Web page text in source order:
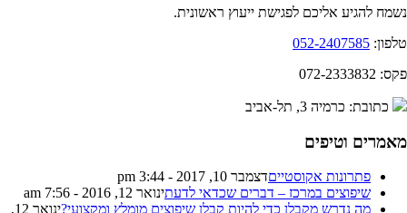
להגיע אליכם לפגישת ייעוץ ראשונית.
052-2407585
2333832
כתובת: כרמיה 3, תל-אביב
וטיפים
פתרונות אקוסטייםדצמבר 10, 2017 - 3:44 pm
שיפוצים במרכז – דברים שכדאי לדעתינואר 12, 2016 - 7:56 am
מה נדרש מקבלן כדי להיות קבלן שיפוצים מומלץ ומקצועי?
ינואר 12,